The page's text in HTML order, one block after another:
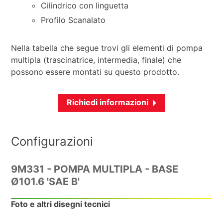
Cilindrico con linguetta
Profilo Scanalato
Nella tabella che segue trovi gli elementi di pompa
multipla (trascinatrice, intermedia, finale) che
possono essere montati su questo prodotto.
Richiedi informazioni
Configurazioni
9M331 - POMPA MULTIPLA - BASE
Ø101.6 'SAE B'
Foto e altri disegni tecnici